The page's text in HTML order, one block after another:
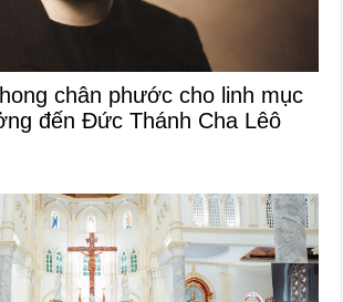
chân phước cho linh mục
đến Đức Thánh Cha Lêô